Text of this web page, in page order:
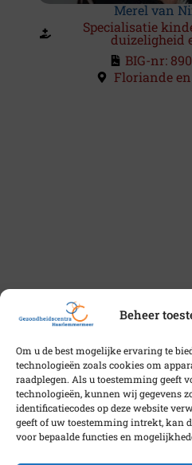
Beheer
Om u de best mogelijke ervaring te
technologieën zoals cookies om
raadplegen. Als u toestemming geeft
technologieën, kunnen wij gegevens
identificatiecodes op deze website
geeft of uw toestemming intrekt, kan
voor bepaalde functies en
Merel van
Specialisatie
duizeligheid
BIG-nr:
Floriande